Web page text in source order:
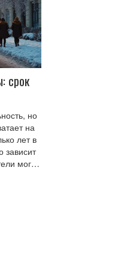
срок
но
на
лет в
зависит
могут